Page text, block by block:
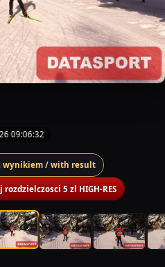
09:06:32
wynikiem / with result
5 zl HIGH-RES